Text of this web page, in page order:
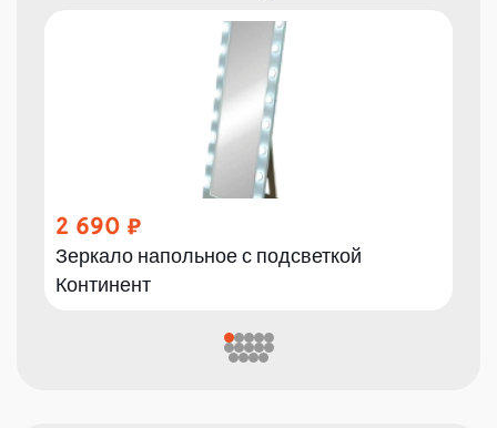
2 690
Зеркало напольное с подсветкой
Континент